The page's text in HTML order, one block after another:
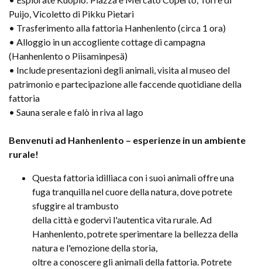
Puijo, Vicoletto di Pikku Pietari
• Trasferimento alla fattoria Hanhenlento (circa 1 ora)
• Alloggio in un accogliente cottage di campagna
(Hanhenlento o Piisaminpesä)
• Include presentazioni degli animali, visita al museo del
patrimonio e partecipazione alle faccende quotidiane della
fattoria
• Sauna serale e falò in riva al lago
Benvenuti ad Hanhenlento – esperienze in un ambiente
rurale!
Questa fattoria idilliaca con i suoi animali offre una
fuga tranquilla nel cuore della natura, dove potrete
sfuggire al trambusto
della città e godervi l'autentica vita rurale. Ad
Hanhenlento, potrete sperimentare la bellezza della
natura e l'emozione della storia,
oltre a conoscere gli animali della fattoria. Potrete